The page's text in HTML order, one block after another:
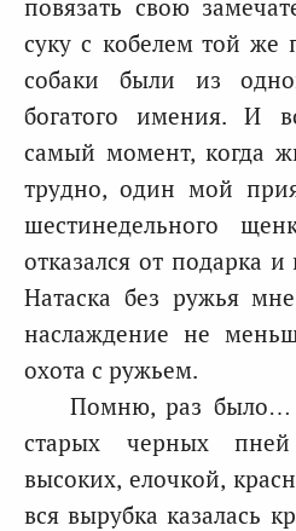
повязать свою
суку с кобелем той же
собаки были из
богатого имения. И
самый момент, когда
трудно, один мой
шестинедельного
отказался от подарка
Натаска без ружья
наслаждение не
охота с ружьем.
Помню, раз было…
старых черных
высоких, елочкой,
вся вырубка казалась